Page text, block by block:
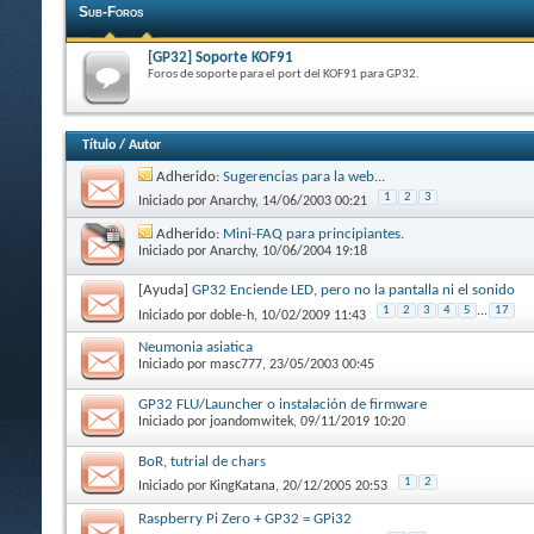
Sub-Foros
[GP32] Soporte KOF91
Foros de soporte para el port del KOF91 para GP32.
Título / Autor
Adherido: Sugerencias para la web...
Iniciado por Anarchy, 14/06/2003 00:21 1 2 3
Adherido: Mini-FAQ para principiantes.
Iniciado por Anarchy, 10/06/2004 19:18
[Ayuda] GP32 Enciende LED, pero no la pantalla ni el sonido
Iniciado por doble-h, 10/02/2009 11:43 1 2 3 4 5 ... 17
Neumonia asiatica
Iniciado por masc777, 23/05/2003 00:45
GP32 FLU/Launcher o instalación de firmware
Iniciado por joandomwitek, 09/11/2019 10:20
BoR, tutrial de chars
Iniciado por KingKatana, 20/12/2005 20:53 1 2
Raspberry Pi Zero + GP32 = GPi32